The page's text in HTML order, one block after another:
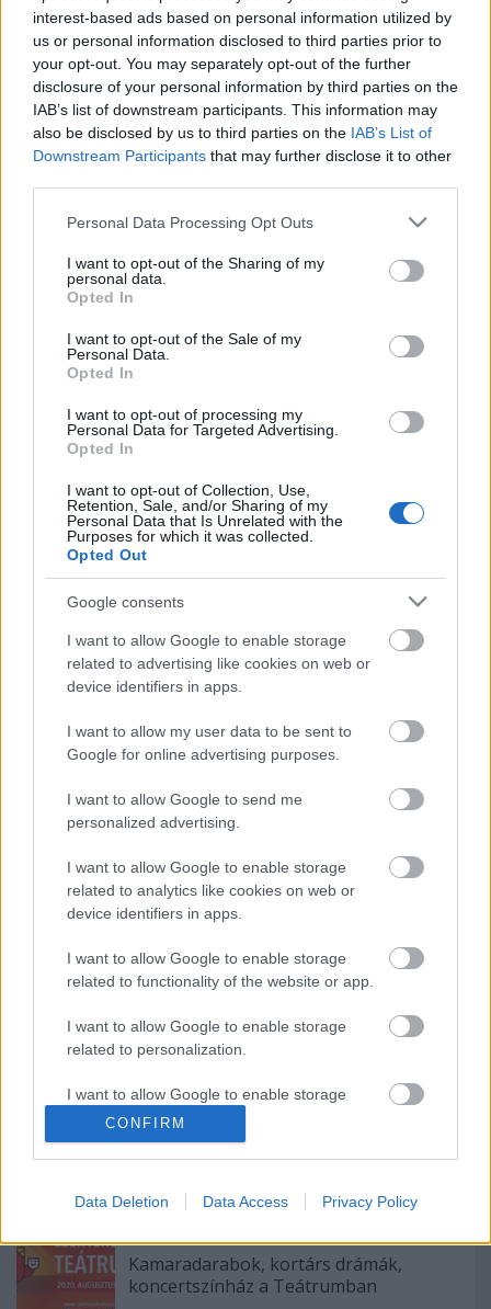
interest-based ads based on personal information utilized by
us or personal information disclosed to third parties prior to
your opt-out. You may separately opt-out of the further
disclosure of your personal information by third parties on the
IAB’s list of downstream participants. This information may
also be disclosed by us to third parties on the IAB’s List of
Downstream Participants that may further disclose it to other
Please note that this website/app uses one or more Google
not limited to your visit or usage behaviour. You may click to
grant or deny consent to Google and its third-party tags to
use your data for below specified purposes in below Google
consent section.
Personal Data Processing Opt Outs
I want to opt-out of the Sharing of my
personal data.
Opted In
I want to opt-out of the Sale of my
Personal Data.
Opted In
I want to opt-out of processing my
Personal Data for Targeted Advertising.
Opted In
I want to opt-out of Collection, Use,
Retention, Sale, and/or Sharing of my
Personal Data that Is Unrelated with the
Purposes for which it was collected.
Opted Out
Google consents
I want to allow Google to enable storage
related to advertising like cookies on web or
device identifiers in apps.
I want to allow my user data to be sent to
Google for online advertising purposes.
I want to allow Google to send me
personalized advertising.
I want to allow Google to enable storage
related to analytics like cookies on web or
device identifiers in apps.
I want to allow Google to enable storage
related to functionality of the website or app.
I want to allow Google to enable storage
related to personalization.
I want to allow Google to enable storage
related to security, including authentication
functionality and fraud prevention, and other
user protection.
CONFIRM
Data Deletion Data Access Privacy Policy
hangszerelte meg a Puskin költemény követelte
érzelmeket. Most hát A hattyúk tava, a Csipkerózsika,
a Diótörő mellett holnaptól lesz még egy
Csajkovszkij balettünk. Azt hiszem nagyon soká
játssza majd telt házakkal az Andrássy úti társulat
itthon és másutt. A múlt század hőse, Anyegin nem
vette komolyan az ifjú lány nyíladozó szerelmét.
az érzés. Tatjanában volt annyi tartás, hiába szerette
újratalálkozás elevenedik meg néhány 100 m-re az
Operaháztól a Radnóti Színházban is. Csak a színhely
század dereka, hanem a XX. legeleje. A szerelem és a
házasság itt sem járt feltétlenül együtt. János és
érzésbe. Aztán mire újra összetalálkoznak, Jolán már
méltóságos asszony, János meg jó hírű festő.
Csakhogy jön egy nagy tehetségű újságíró, aki
magában éppúgy nem tud segíteni rajtuk, minthogy
Nemecsek Ernőből is csak hőst tudott csinálni. De
eszébe jut Goethe, aki Martithoz fiatalította Faustot
és teremt egy ördögöt, aki szép és bűnös
szerelmeseket egymás karjaiba segít. Molnár Ferenc
első darabját épp 95 éve mutatták be, szintén
áprilisban és azonnal átütő siker lett. 1 év múlva
már 4 New York-i színház tűzte műsorára. Bejárta a
világot. Miért? Schopflin Aladár így magyarázza:
hanem meglepni, hatalmába keríteni, szuggerálni.
Túl is megy a valós világon. Szimbólumhoz, az
fantasztikum felhasználásához is hozzányúl, hogy
ezzel is az eredetiség meglepő bélyegét nyomja
drámai alkotására. Az ördög most a Jánosnak
választott gazdag mennyasszonnyal társalog.
( részlet a darabból )
Gondolom megismerték a címszerepben, amit az
ősbemutató Hegedűs Gyula játszott, Bálint Andrást.
A lemondásról idézünk még egy kis leckét a
mértéktartóan erotikus előadásból.
( részlet a darabból )
Ajánlott bejegyzések:
Kamaradarabok, kortárs drámák,
koncertszínház a Teátrumban